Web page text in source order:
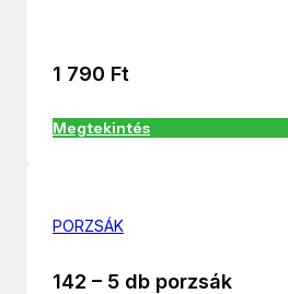
1 790 Ft
Megtekintés
PORZSÁK
142 – 5 db porzsák